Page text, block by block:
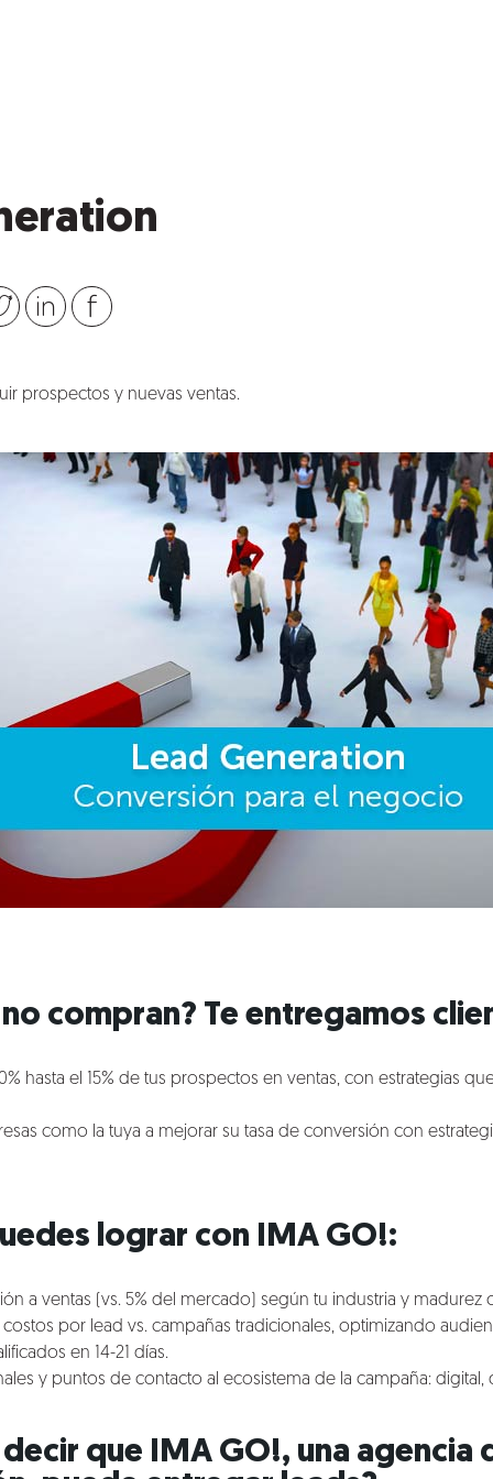
prospectos y nuevas ventas.
compran? Te entregamos
hasta el 15% de tus prospectos en ventas, con estrategias
como la tuya a mejorar su tasa de conversión con
lograr con IMA GO!:
a ventas (vs. 5% del mercado) según tu industria y madurez
por lead vs. campañas tradicionales, optimizando
en 14-21 días.
y puntos de contacto al ecosistema de la campaña: digital,
que IMA GO!, una agencia